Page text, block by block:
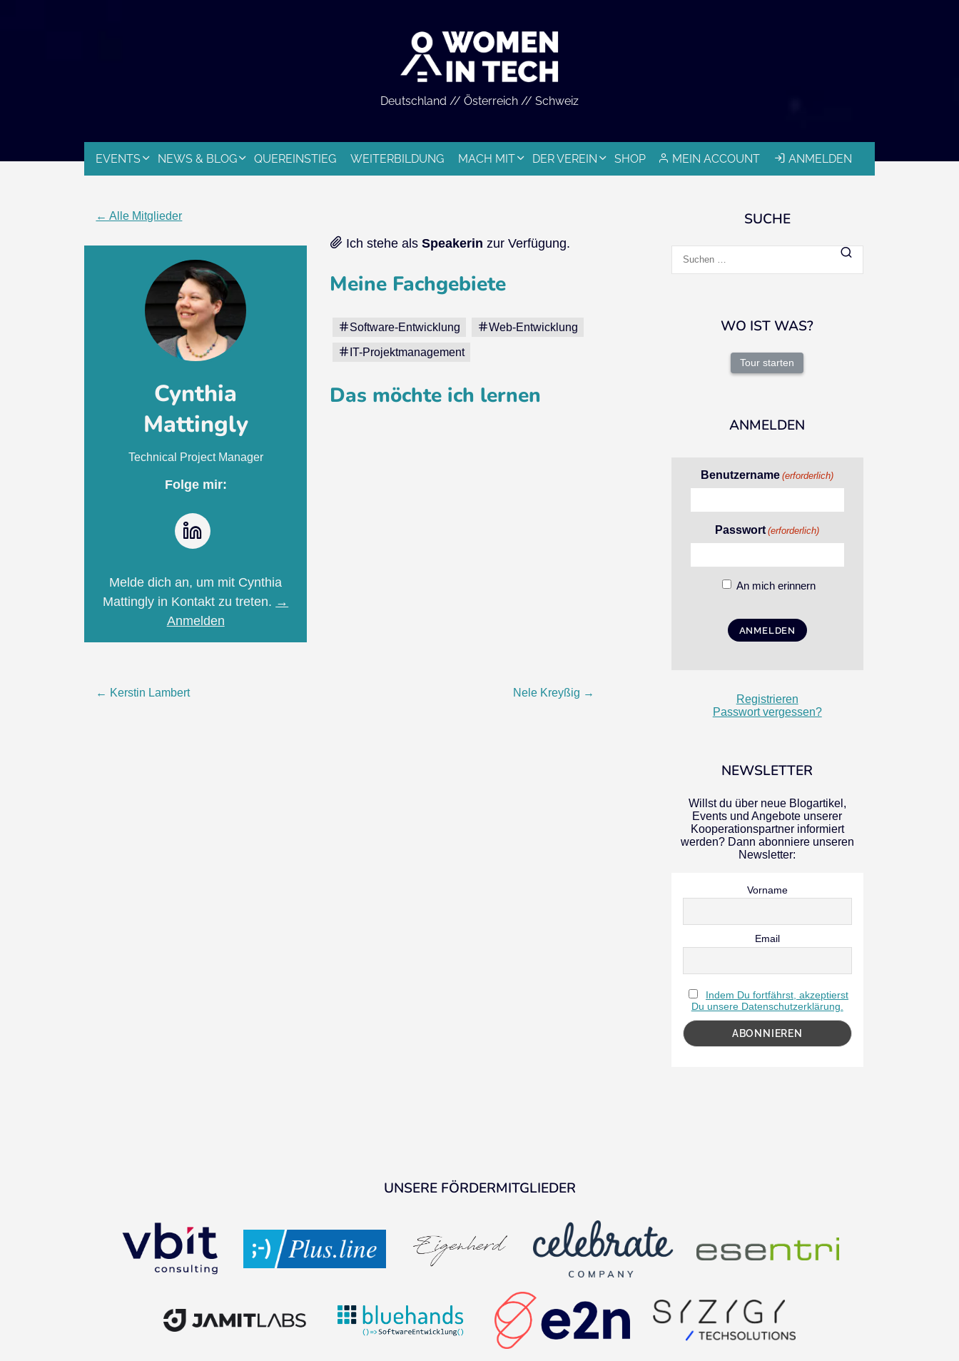
Deutschland // Österreich // Schweiz
MEIN ACCOUNT ANMELDEN
EVENTS NEWS & BLOG QUEREINSTIEG WEITERBILDUNG MACH MIT DER VEREIN SHOP
← Alle Mitglieder
Cynthia
Mattingly
Technical Project Manager
Folge mir:
Melde dich an, um mit Cynthia
Mattingly in Kontakt zu treten. →
Anmelden
Ich stehe als Speakerin zur Verfügung.
Meine Fachgebiete
Software-Entwicklung Web-Entwicklung
IT-Projektmanagement
Das möchte ich lernen
Beitragsnavigation
← Kerstin Lambert Nele Kreyßig →
SUCHE
nach:
WO IST WAS?
Tour starten
ANMELDEN
Benutzername (erforderlich)
Passwort (erforderlich)
An mich erinnern
Registrieren
Passwort vergessen?
NEWSLETTER
Willst du über neue Blogartikel,
Events und Angebote unserer
Kooperationspartner informiert
werden? Dann abonniere unseren
Newsletter:
Vorname
Email
Indem Du fortfährst, akzeptierst
Du unsere Datenschutzerklärung.
UNSERE FÖRDERMITGLIEDER